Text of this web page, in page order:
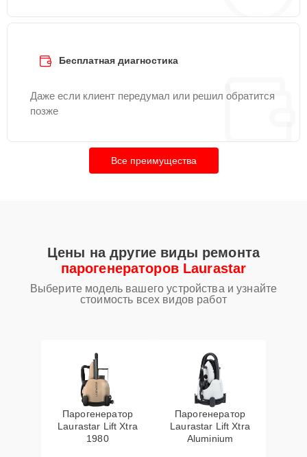
Бесплатная диагностика
Даже если клиент передумал или решил обратится
позже
Все преимущества
Цены на другие виды ремонта
парогенераторов Laurastar
Выберите модель вашего устройства и узнайте
стоимость всех видов работ
Парогенератор
Laurastar Lift Xtra
1980
Парогенератор
Laurastar Lift Xtra
Aluminium